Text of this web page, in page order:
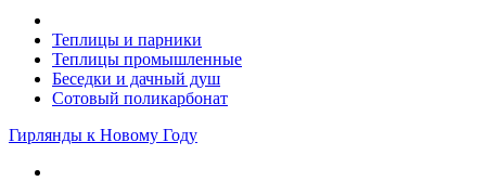
Теплицы и парники
Теплицы промышленные
Беседки и дачный душ
Сотовый поликарбонат
Гирлянды к Новому Году